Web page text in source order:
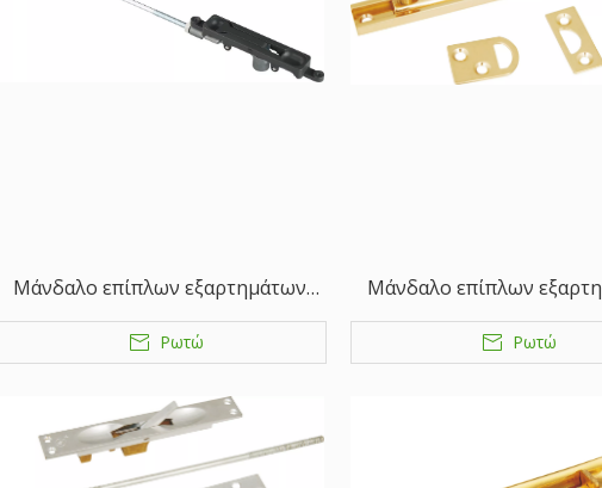
Μάνδαλο επίπλων εξαρτημάτων
από ορειχάλκινο μπουλόνι πόρτας
Ρωτώ
Μάνδαλο επίπλων
από ορειχάλκινο
Ρωτώ